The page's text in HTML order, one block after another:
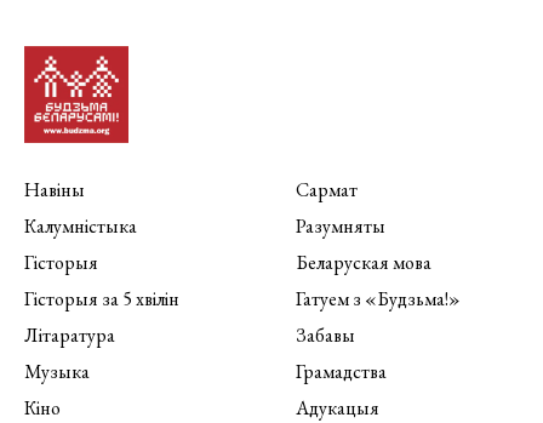
Навіны
Калумністыка
Гісторыя
Гісторыя за 5 хвілін
Літаратура
Музыка
Кіно
Сармат
Разумняты
Беларуская мова
Гатуем з «Будзьма!»
Забавы
Грамадства
Адукацыя